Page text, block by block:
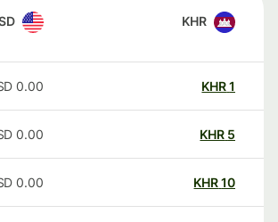
KHR
USD
KHR
0.00
USD
KHR
0.00
USD
KHR
0.00
USD